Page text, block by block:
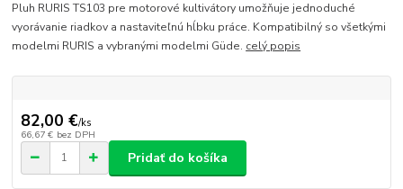
Pluh RURIS TS103 pre motorové kultivátory umožňuje jednoduché
vyorávanie riadkov a nastaviteľnú hĺbku práce. Kompatibilný so všetkými
modelmi RURIS a vybranými modelmi Güde. celý popis
82,00 €/ks
66,67 € bez DPH
Pridať do košíka